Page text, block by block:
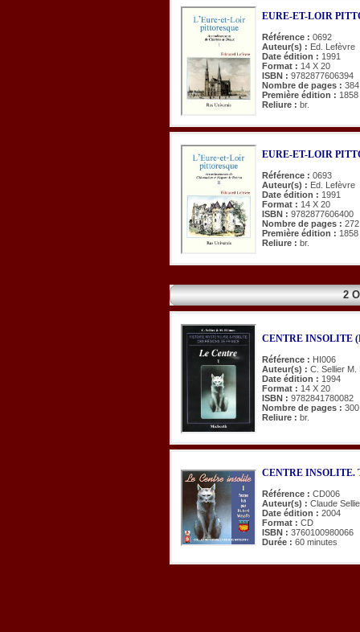
EURE-ET-LOIR
Référence : 0692
Auteur(s) : Ed. Lefèvre
Date édition : 1991
Format : 14 X 20
ISBN : 9782877606394
Nombre de pages : 384
Première édition : 1858
Reliure : br.
EURE-ET-LOIR
Référence : 0693
Auteur(s) : Ed. Lefèvre
Date édition : 1991
Format : 14 X 20
ISBN : 9782877606400
Nombre de pages : 272
Première édition : 1858
Reliure : br.
2
CENTRE INSOLITE
Référence : HI006
Auteur(s) : C. Sellier M.
Date édition : 1994
Format : 14 X 20
ISBN : 9782841780082
Nombre de pages : 300
Reliure : br.
CENTRE INSOLITE.
Référence : CD006
Auteur(s) : Claude
Date édition : 2004
Format : CD
ISBN : 3760100980066
Durée : 60 minutes